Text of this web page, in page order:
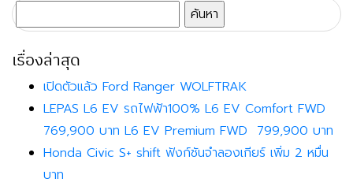
สำหรับ:
เรื่องล่าสุด
เปิดตัวแล้ว Ford Ranger WOLFTRAK
LEPAS L6 EV รถไฟฟ้า100% L6 EV Comfort FWD
769,900 บาท L6 EV Premium FWD 799,900 บาท
Honda Civic S+ shift ฟังก์ชันจำลองเกียร์ เพิ่ม 2 หมื่น
บาท